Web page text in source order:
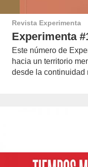
Revista Experimenta
Experimenta
Este número de
hacia un territorio
desde la